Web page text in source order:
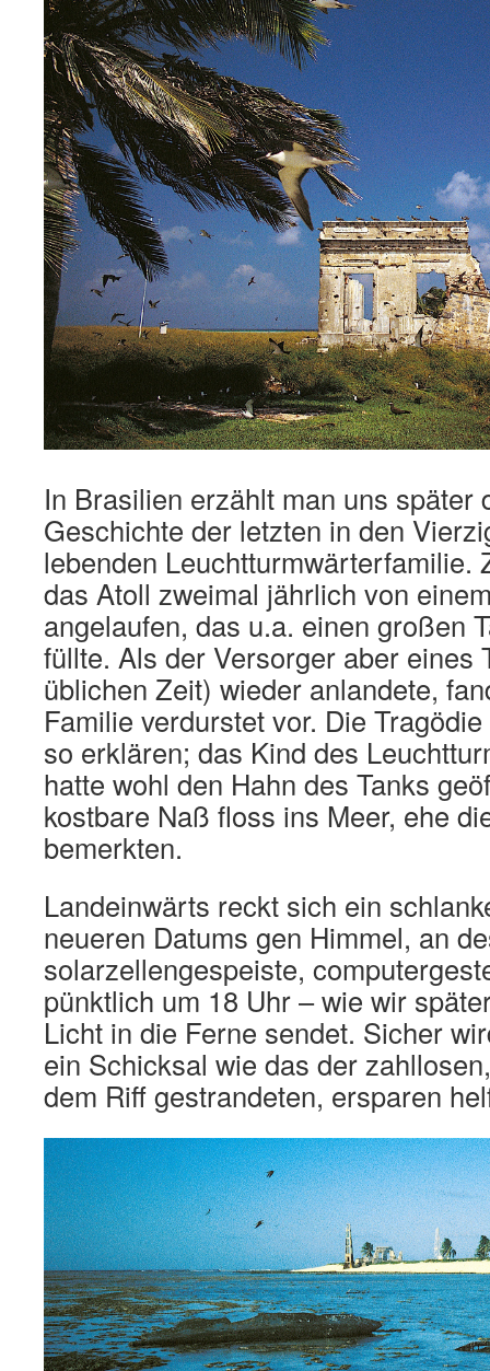
In Brasilien erzählt man uns später
Geschichte der letzten in den
lebenden Leuchtturmwärterfamilie.
das Atoll zweimal jährlich von
angelaufen, das u.a. einen großen
füllte. Als der Versorger aber eines
üblichen Zeit) wieder anlandete,
Familie verdurstet vor. Die
so erklären; das Kind des
hatte wohl den Hahn des Tanks
kostbare Naß floss ins Meer, ehe
bemerkten.
Landeinwärts reckt sich ein
neueren Datums gen Himmel, an
solarzellengespeiste,
pünktlich um 18 Uhr – wie wir
Licht in die Ferne sendet. Sicher
ein Schicksal wie das der
dem Riff gestrandeten, ersparen